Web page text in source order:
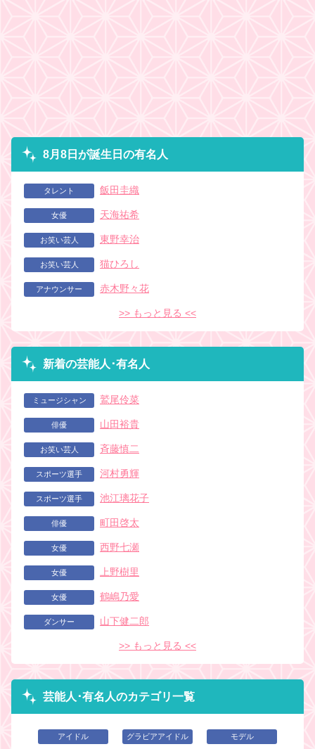
8月8日が誕生日の有名人
タレント 飯田圭織
女優 天海祐希
お笑い芸人 東野幸治
お笑い芸人 猫ひろし
アナウンサー 赤木野々花
>> もっと見る <<
新着の芸能人･有名人
ミュージシャン 鷲尾伶菜
俳優 山田裕貴
お笑い芸人 斉藤慎二
スポーツ選手 河村勇輝
スポーツ選手 池江璃花子
俳優 町田啓太
女優 西野七瀬
女優 上野樹里
女優 鶴嶋乃愛
ダンサー 山下健二郎
>> もっと見る <<
芸能人･有名人のカテゴリ一覧
アイドル グラビアアイドル モデル